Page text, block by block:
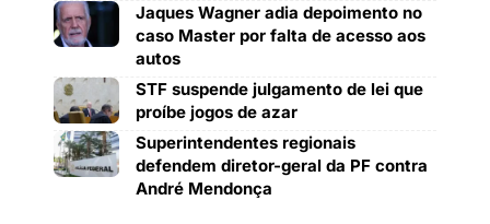
Jaques Wagner adia depoimento no
caso Master por falta de acesso aos
autos
STF suspende julgamento de lei que
proíbe jogos de azar
Superintendentes regionais
defendem diretor-geral da PF contra
André Mendonça